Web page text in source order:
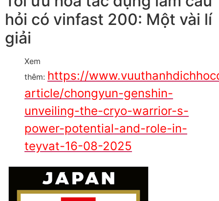
hỏi có vinfast 200: Một vài lí
giải
Xem
thêm: https://
article/chongyun-genshin-
unveiling-the-cryo-warrior-s-
power-potential-and-role-in-
teyvat-16-08-2025